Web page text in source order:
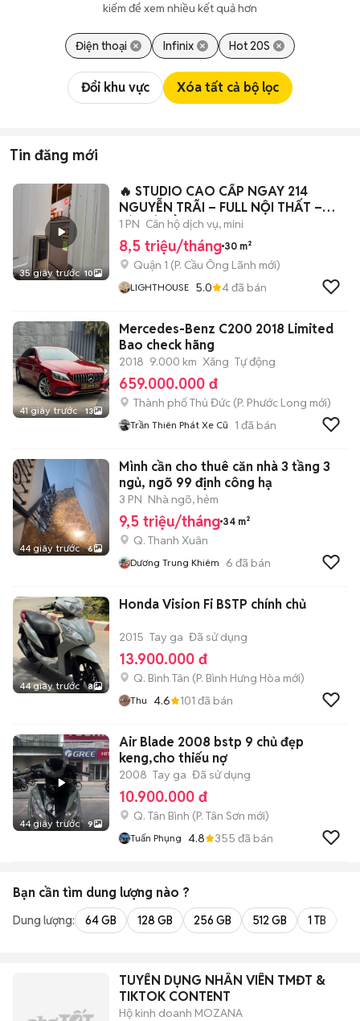
kiếm để xem nhiều kết quả hơn
Điện thoại Infinix Hot 20S
Đổi khu vực Xóa tất cả bộ lọc
Tin đăng mới
35 giây trước 10
🔥 STUDIO CAO CẤP NGAY 214
NGUYỄN TRÃI – FULL NỘI THẤT –
VÀO Ở LIỀN
1 PN Căn hộ dịch vụ, mini
8,5 triệu/tháng 30 m²
Quận 1 (P. Cầu Ông Lãnh mới)
LIGHTHOUSE 5.0 4đã bán
41 giây trước 13
Mercedes-Benz C200 2018 Limited
Bao check hãng
2018 9.000 km Xăng Tự động
659.000.000 đ
Thành phố Thủ Đức (P. Phước Long mới)
Trần Thiên Phát Xe Cũ 1 đã bán
44 giây trước 6
Mình cần cho thuê căn nhà 3 tầng 3
ngủ, ngõ 99 định công hạ
3 PN Nhà ngõ, hẻm
9,5 triệu/tháng 34 m²
Q. Thanh Xuân
Dương Trung Khiêm 6 đã bán
44 giây trước 8
Honda Vision Fi BSTP chính chủ
2015 Tay ga Đã sử dụng
13.900.000 đ
Q. Bình Tân (P. Bình Hưng Hòa mới)
Thu 4.6 101 đã bán
44 giây trước 9
Air Blade 2008 bstp 9 chủ đẹp
keng,cho thiếu nợ
2008 Tay ga Đã sử dụng
10.900.000 đ
Q. Tân Bình (P. Tân Sơn mới)
Tuấn Phụng 4.8 355 đã bán
Bạn cần tìm dung lượng nào ?
Dung lượng: 64 GB 128 GB 256 GB 512 GB 1 TB
TUYỂN DỤNG NHÂN VIÊN TMĐT &
TIKTOK CONTENT
Hộ kinh doanh MOZANA